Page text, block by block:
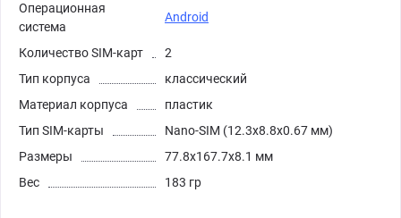
Операционная
система
Android
Количество SIM-карт
2
Тип корпуса
классический
Материал корпуса
пластик
Тип SIM-карты
Nano-SIM (12.3x8.8x0.67 мм)
Размеры
77.8x167.7x8.1 мм
Вес
183 гр